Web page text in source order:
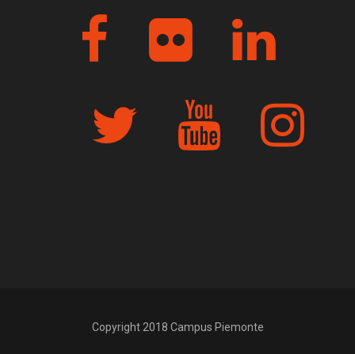
Copyright 2018 Campus Piemonte